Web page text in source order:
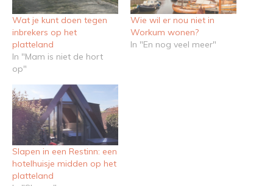
Wat je kunt doen tegen
inbrekers op het
platteland
In "Mam is niet de hort
op"
Wie wil er nou niet in
Workum wonen?
In "En nog veel meer"
Slapen in een Restinn: een
hotelhuisje midden op het
platteland